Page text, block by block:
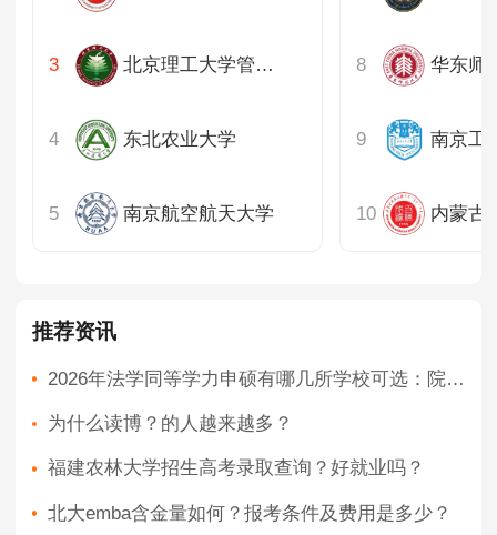
北京理工大学管理与经济学院
东北农业大学
南京航空航天大学
推荐资讯
2026年法学同等学力申硕有哪几所学校可选：院校全景解析；跨专业考生适配策略：三步决策法
为什么读博？的人越来越多？
福建农林大学招生高考录取查询？好就业吗？
北大emba含金量如何？报考条件及费用是多少？